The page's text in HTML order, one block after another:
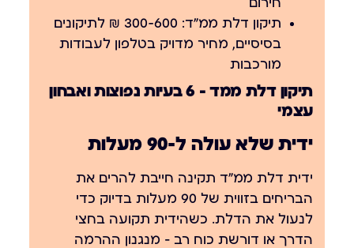
חירום
תיקון דלת ממ״ד: 300-600 ₪ לתיקונים
בסיסיים, מחיר מדויק בטלפון לעבודות
מורכבות
תיקון דלת ממד — 6 בעיות נפוצות ואבחון
עצמי
ידית שלא עולה ל-90 מעלות
ידית דלת ממ״ד תקינה חייבת להרים את
הבריחים בזווית של 90 מעלות בדיוק כדי
לנעול את הדלת. כשהידית תקועה בחצי
הדרך או דורשת כוח רב — מנגנון ההרמה